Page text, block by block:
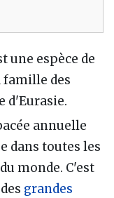
une espèce de
famille des
d'Eurasie.
annuelle
dans toutes les
du monde. C'est
des grandes